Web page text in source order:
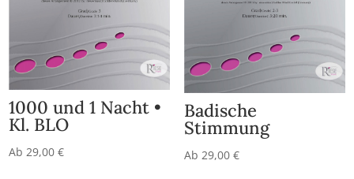
1000 und 1 Nacht •
Kl. BLO
Ab 29,00€
Badische
Stimmung
Ab 29,00 €